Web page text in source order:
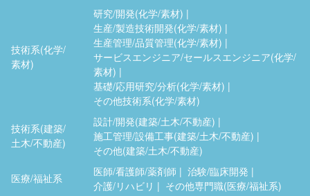
技術系(化学/
素材)
研究/開発(化学/素材)
生産/製造技術開発(化学/素材)
生産管理/品質管理(化学/素材)
サービスエンジニア/セールスエンジニア(化学/
素材)
基礎/応用研究/分析(化学/素材)
その他技術系(化学/素材)
技術系(建築/
土木/不動産)
設計/開発(建築/土木/不動産)
施工管理/設備工事(建築/土木/不動産)
その他(建築/土木/不動産)
医療/福祉系
医師/看護師/薬剤師
治験/臨床開発
介護/リハビリ
その他専門職(医療/福祉系)